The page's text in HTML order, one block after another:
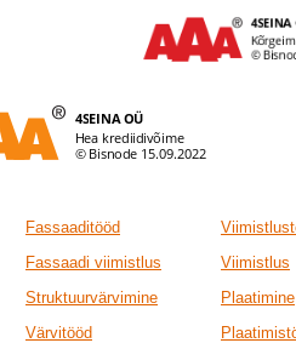
Fassaaditööd
Fassaadi viimistlus
Viimistlus
Struktuurvärvimine
Plaatimine
Värvitööd